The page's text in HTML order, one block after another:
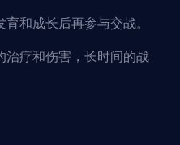
和成长后再参与交战。
治疗和伤害，长时间的战